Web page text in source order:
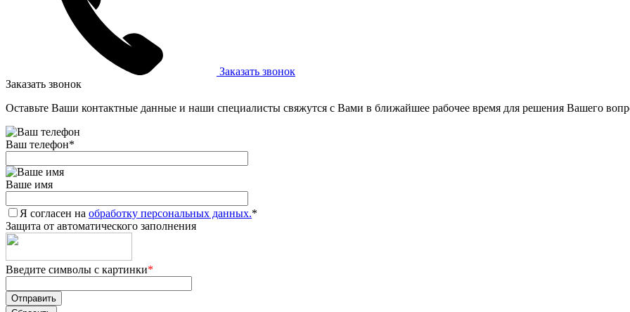
Заказать звонок
Заказать звонок
Оставьте Ваши контактные данные и наши специалисты свяжутся с Вами в ближайшее рабочее время для решения Вашего
Ваш телефон*
Ваше имя
Я согласен на обработку персональных данных.*
Защита от автоматического заполнения
Введите символы с картинки*